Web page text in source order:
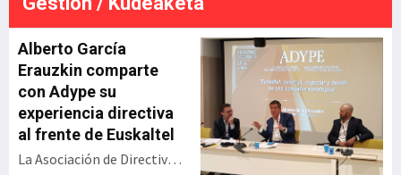
definitiva será en septiembre,
pero esta gran alianza vasca
se perfila para llev
Alberto García
Erauzkin comparte
con Adype su
experiencia directiva
al frente de Euskaltel
La Asociación de Directivos